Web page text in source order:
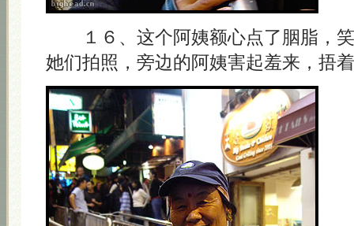
１６、这个阿姨额心点了胭脂，笑
她们拍照，旁边的阿姨害起羞来，捂